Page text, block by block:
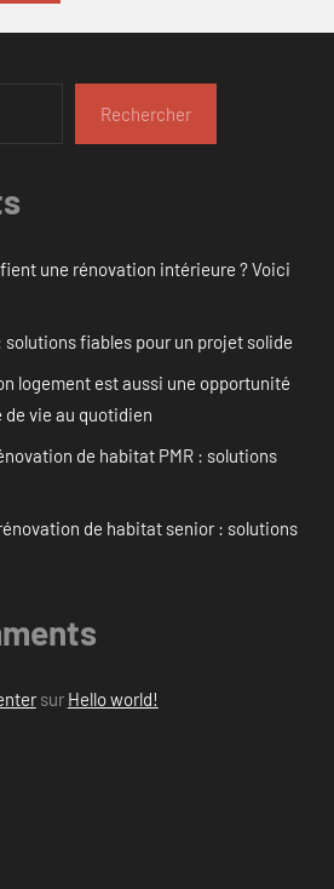
Rechercher
une rénovation intérieure ? Voici
solutions fiables pour un projet solide
logement est aussi une opportunité
de vie au quotidien
de habitat PMR : solutions
de habitat senior : solutions
sur Hello world!